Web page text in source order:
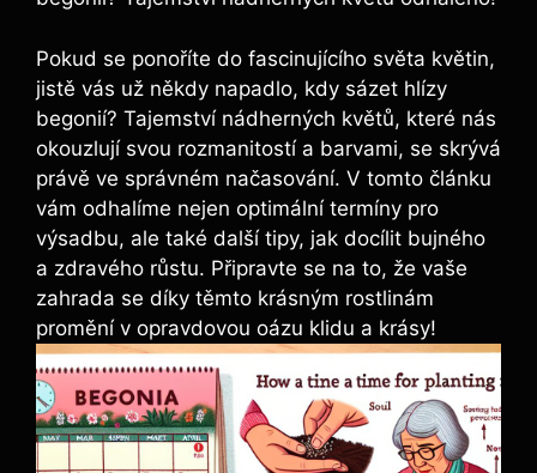
Pokud se ponoříte do fascinujícího světa květin,
jistě vás už někdy napadlo, kdy sázet hlízy
begonií? Tajemství nádherných květů, které nás
okouzlují svou rozmanitostí a barvami, se skrývá
právě ve správném načasování. V tomto článku
vám odhalíme nejen optimální termíny pro
výsadbu, ale také další tipy, jak docílit bujného
a zdravého růstu. Připravte se na to, že vaše
zahrada se díky těmto krásným rostlinám
promění v opravdovou oázu klidu a krásy!